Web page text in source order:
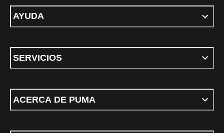
AYUDA
SERVICIOS
ACERCA DE PUMA